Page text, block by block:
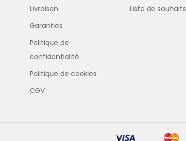
Livraison
Garanties
Politique de
confidentialité
Politique de cookies
CGV
Liste de souhaits